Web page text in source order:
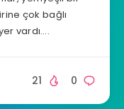
çok bağlı
vardı….
0
21